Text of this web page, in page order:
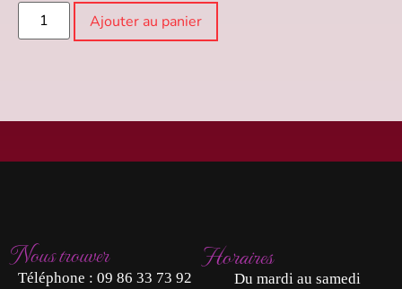
Ajouter au panier
Nous trouver
Téléphone : 09 86 33 73 92
Horaires
Du mardi au samedi